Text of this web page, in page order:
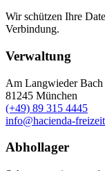
Wir schützen Ihre
Verbindung.
Verwaltung
Am Langwieder Bach
81245 München
(+49) 89 315 4445
info@hacienda-
Abhollager